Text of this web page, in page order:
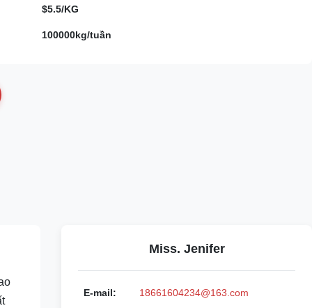
$5.5/KG
100000kg/tuần
Miss. Jenifer
E-mail: 18661604234@163.com